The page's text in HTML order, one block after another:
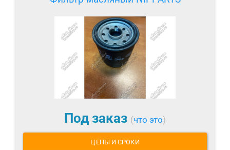
Под заказ (что это)
ЦЕНЫ И СРОКИ